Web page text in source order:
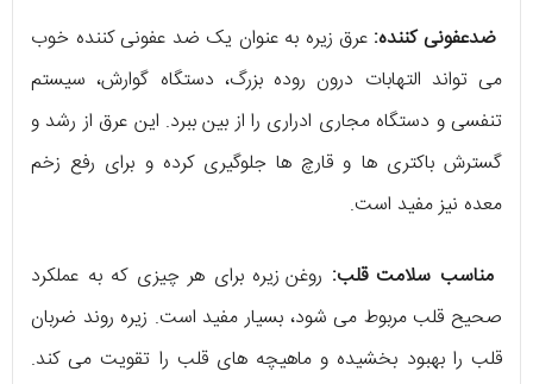
ضدعفونی کننده:عرق زیره به عنوان یک ضد عفونی کننده خوب
می تواند التهابات درون روده بزرگ، دستگاه گوارش، سیستم
تنفسی و دستگاه مجاری ادراری را از بین ببرد. این عرق از رشد و
گسترش باکتری ها و قارچ ها جلوگیری کرده و برای رفع زخم
معده نیز مفید است.
مناسب سلامت قلب: روغن زیره برای هر چیزی که به عملکرد
صحیح قلب مربوط می شود، بسیار مفید است. زیره روند ضربان
قلب را بهبود بخشیده و ماهیچه های قلب را تقویت می کند.